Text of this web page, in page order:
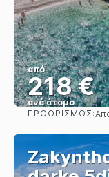
από
218 €
ανά άτομο
ΠΡΟΟΡΙΣΜΌΣ: